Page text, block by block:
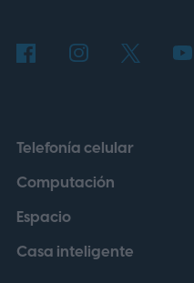
Telefonía celular
Computación
Espacio
Casa inteligente